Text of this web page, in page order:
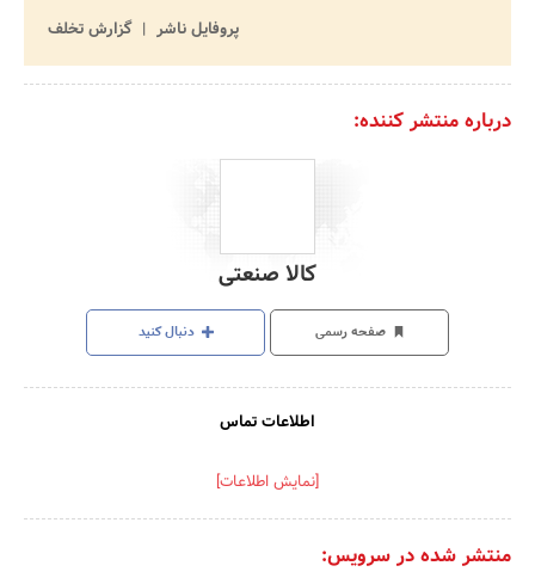
پروفایل ناشر
گزارش تخلف
درباره منتشر کننده:
کالا صنعتی
صفحه رسمی دنبال کنید
اطلاعات تماس
[نمایش اطلاعات]
منتشر شده در سرویس: